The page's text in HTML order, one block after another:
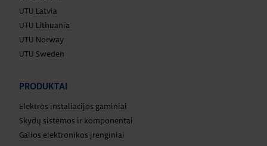
UTU Latvia
UTU Lithuania
UTU Norway
UTU Sweden
PRODUKTAI
Elektros instaliacijos gaminiai
Skydų sistemos ir komponentai
Galios elektronikos įrenginiai